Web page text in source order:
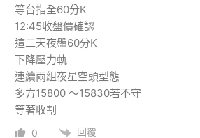
等台指全60分K
12:45收盤價確認
這二天夜盤60分K
下降壓力軌
連續兩組夜星空頭型態
多方15800 ～15830若不守
等著收割
0 回覆